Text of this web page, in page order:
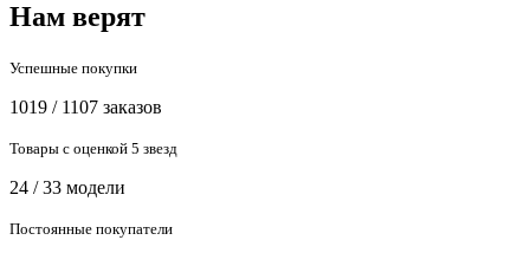
Нам верят
Успешные покупки
1019 / 1107 заказов
Товары с оценкой 5 звезд
24 / 33 модели
Постоянные покупатели